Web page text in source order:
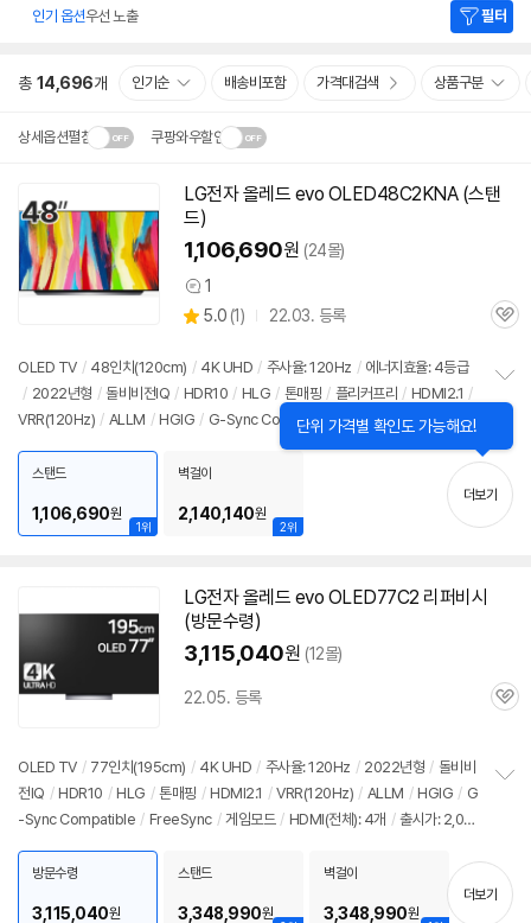
인기 옵션우선 노출 필터
총 14,696개 인기순 배송비포함 가격대검색 상품구분
상세옵션펼침 쿠팡와우할인
배송·설치비가 달라집니다.닫
LG전자 올레드 evo OLED48C2KNA (스탠
드)
1,106,690원 (24몰)
상
품
견
1
별
5.0 (상
리
뷰
1) 22.03. 등록
관
OLED TV / 48인치(120cm) / 4K UHD / 주사율: 120Hz / 에너지효율: 4등급
/ 2022년형 / 돌비비전IQ / HDR10 / HLG / 톤매핑 / 플리커프리 / HDMI2.1 /
VRR(120Hz) / ALLM / HGIG / G-Sync Compatible / FreeSync / 게임모
정
펼
기
1위
스탠드
1,106,690원
2위
벽걸이
2,140,140원
더보기
LG전자 올레드 evo OLED77C2 리퍼비시
(방문수령)
3,115,040원 (12몰)
22.05. 등록
관
OLED TV / 77인치(195cm) / 4K UHD / 주사율: 120Hz / 2022년형 / 돌비비
전IQ / HDR10 / HLG / 톤매핑 / HDMI2.1 / VRR(120Hz) / ALLM / HGIG / G
-Sync Compatible / FreeSync / 게임모드 / HDMI(전체): 4개 / 출시가: 2,09
기
방문수령
3,115,040원
스탠드
3,348,990원
벽걸이
3,348,990원
더보기